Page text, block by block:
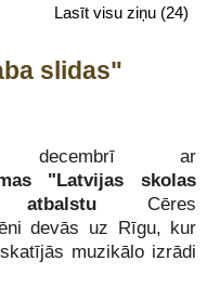
Lasīt visu ziņu (24)
slidas"
decembrī ar
"Latvijas skolas
Cēres
devās uz Rīgu, kur
muzikālo izrādi